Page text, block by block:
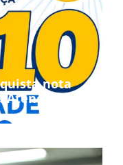
nota
Atenção